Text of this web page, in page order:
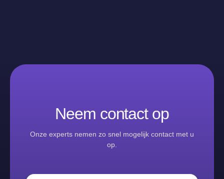
Neem contact op
Onze experts nemen zo snel mogelijk contact met u
op.